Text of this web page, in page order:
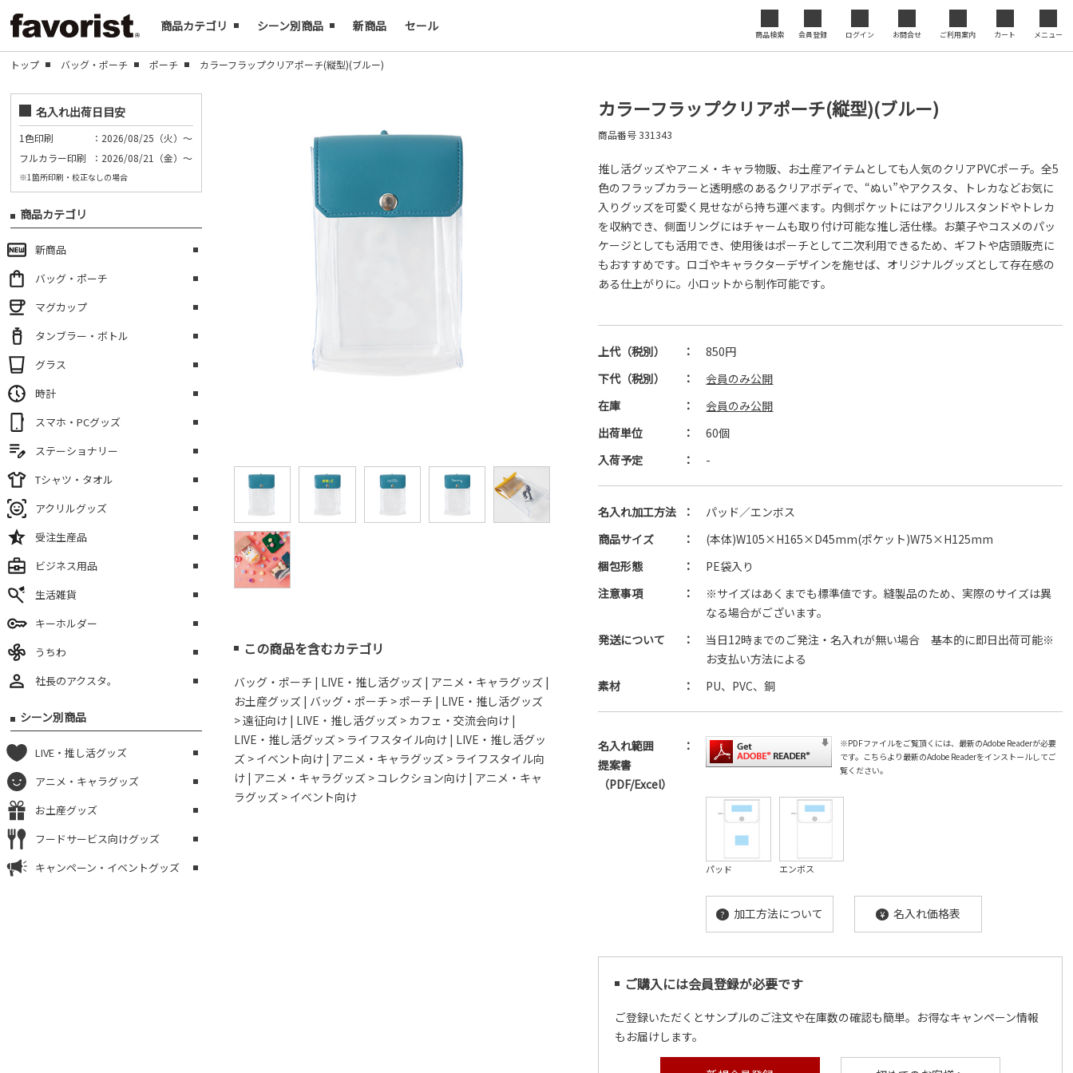
商品カテゴリ シーン別商品 新商品 セール
商品検索 会員登録 ログイン お問合せ ご利用案内 カート メニュー
トップ バッグ・ポーチ ポーチ カラーフラップクリアポーチ(縦型)(ブルー)
カラーフラップクリアポーチ(縦型)(ブルー)
商品番号331343
推し活グッズやアニメ・キャラ物販、お土産アイテムとしても人気のクリアPVCポーチ。全5
色のフラップカラーと透明感のあるクリアボディで、“ぬい”やアクスタ、トレカなどお気に
入りグッズを可愛く見せながら持ち運べます。内側ポケットにはアクリルスタンドやトレカ
を収納でき、側面リングにはチャームも取り付け可能な推し活仕様。お菓子やコスメのパッ
ケージとしても活用でき、使用後はポーチとして二次利用できるため、ギフトや店頭販売に
もおすすめです。ロゴやキャラクターデザインを施せば、オリジナルグッズとして存在感の
ある仕上がりに。小ロットから制作可能です。
上代（税別） ：
850円
下代（税別）
：
会員のみ公開
在庫
：
会員のみ公開
出荷単位
：
60個
入荷予定
： -
名入れ加工方法 ：
パッド／エンボス
商品サイズ
：
(本体)W105×H165×D45mm(ポケット)W75×H125mm
梱包形態
：
PE袋入り
注意事項
：
※サイズはあくまでも標準値です。縫製品のため、実際のサイズは異
なる場合がございます。
発送について
：
当日12時までのご発注・名入れが無い場合 基本的に即日出荷可能※
お支払い方法による
素材
： PU、PVC、銅
名入れ範囲
提案書
（PDF/Excel）
：
※PDFファイルをご覧頂くには、最新のAdobe Readerが必要
です。 こちらより最新のAdobe Readerをインストールしてご
覧ください。
パッド エンボス
? 加工方法について ¥ 名入れ価格表
ご購入には会員登録が必要です
ご登録いただくとサンプルのご注文や在庫数の確認も簡単。お得なキャンペーン情報
もお届けします。
この商品を含むカテゴリ
バッグ・ポーチ | LIVE・推し活グッズ | アニメ・キャラグッズ |
お土産グッズ | バッグ・ポーチ > ポーチ | LIVE・推し活グッズ
> 遠征向け | LIVE・推し活グッズ > カフェ・交流会向け |
LIVE・推し活グッズ > ライフスタイル向け | LIVE・推し活グッ
ズ > イベント向け | アニメ・キャラグッズ > ライフスタイル向
け | アニメ・キャラグッズ > コレクション向け | アニメ・キャ
ラグッズ > イベント向け
名入れ出荷日目安
1色印刷
：2026/08/25（火）～
フルカラー印刷
：2026/08/21（金）～
※1箇所印刷・校正なしの場合
商品カテゴリ
新商品
バッグ・ポーチ
マグカップ
タンブラー・ボトル
グラス
時計
スマホ・PCグッズ
ステーショナリー
Tシャツ・タオル
アクリルグッズ
受注生産品
ビジネス用品
生活雑貨
キーホルダー
うちわ
社長のアクスタ。
シーン別商品
LIVE・推し活グッズ
アニメ・キャラグッズ
お土産グッズ
フードサービス向けグッズ
キャンペーン・イベントグッズ
閉じる